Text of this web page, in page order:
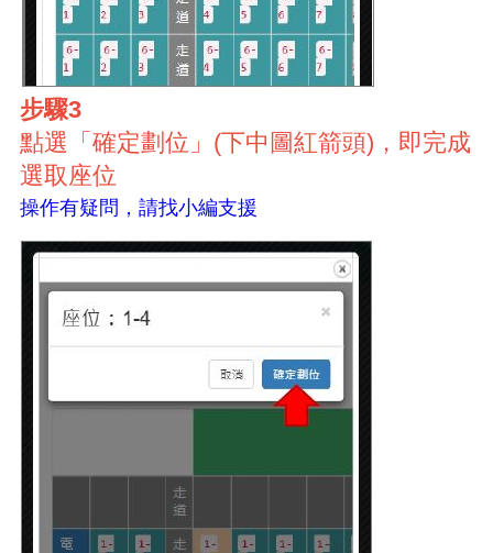
步驟3
點選「確定劃位」(下中圖紅箭頭)，即完成
選取座位
操作有疑問，請找小編支援